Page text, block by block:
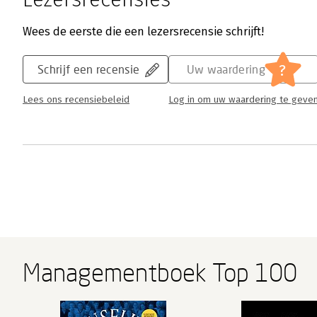
Wees de eerste die een lezersrecensie schrijft!
Schrijf een recensie
Lees ons recensiebeleid
Uw waardering ?
Log in om uw waardering te
Managementboek Top 100